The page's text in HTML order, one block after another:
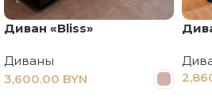
Диван «Bliss»
Диваны
3,600.00 BYN